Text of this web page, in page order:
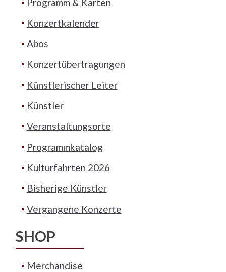
Konzertkalender
Abos
Konzertübertragungen
Künstlerischer Leiter
Künstler
Veranstaltungsorte
Programmkatalog
Kulturfahrten 2026
Bisherige Künstler
Vergangene Konzerte
SHOP
Merchandise